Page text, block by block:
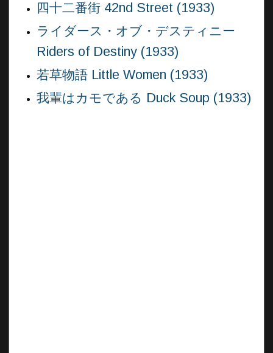
四十二番街 42nd Street (1933)
ライダース・オブ・デスティニー
Riders of Destiny (1933)
若草物語 Little Women (1933)
我輩はカモである Duck Soup (1933)